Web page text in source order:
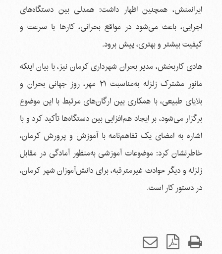
ایرانمنش، همچنین اظهار داشت: همدلی بین دستگاه‌های
اجرایی، باعث می‌شود در مواقع بحرانی، کارها با سرعت و
کیفیت بیشتر و بهتری، پیش برود.
هادی کاربخش، مدیر بحران شهرداری کرمان نیز، با بیان اینکه
مانور مشترک زلزله به‌مناسبت ۲۱ مهر، روز جهانی بحران و
بلایای طبیعی، با همکاری بین ارگان‌های مرتبط با این موضوع
برگزار می‌شود، بر ایجاد هم‌افزایی بین دستگاه‌ها تأکید کرد و با
اشاره به امضای یک تفاهم‌نامه با آموزش و پرورش کرمان،
خاطرنشان کرد: موضوعات آموزشی به‌منظور آمادگی در مقابل
زلزله و دیگر حوادث غیرمترقبه، برای دانش‌آموزان شهر کرمان،
در دستور کار است.